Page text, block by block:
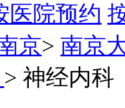
医院预约
京> 南京
> 神经内科